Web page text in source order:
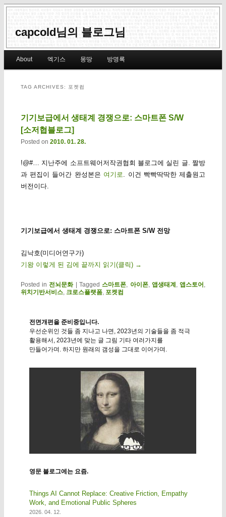
capcold님의 블로그님
Skip to primary content
Skip to secondary content
About 엑기스 몽땅 방명록
TAG ARCHIVES: 포켓컴
기기보급에서 생태계 경쟁으로: 스마트폰 S/W
[소저협블로그]
Posted on 2010. 01. 28.
!@#… 지난주에 소프트웨어저작권협회 블로그에 실린 글. 짤방
과 편집이 들어간 완성본은 여기로
. 이건 빡빡딱딱한 제출원고
버전이다.
기기보급에서 생태계 경쟁으로: 스마트폰 S/W 전망
김낙호(미디어연구가)
기왕 이렇게 된 김에 끝까지 읽기(클릭) →
Posted in 전뇌문화 |Tagged 스마트폰, 아이폰,앱생태계 ,앱스토어 ,
위치기반서비스, 크로스플랫폼, 포켓컴
전면개편을 준비중입니다.
우선순위인 것들 좀 지나고 나면, 2023년의 기술들을 좀 적극
활용해서, 2023년에 맞는 글 그림 기타 여러가지를
만들어가며. 하지만 원래의 갬성을 그대로 이어가며.
영문 블로그에는 요즘.
Things AI Cannot Replace: Creative Friction, Empathy
Work, and Emotional Public Spheres
2026. 04. 12.